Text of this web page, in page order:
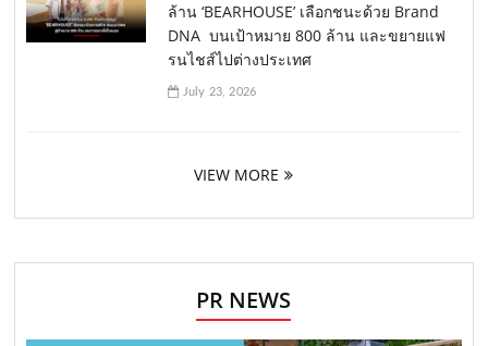
ล้าน ‘BEARHOUSE’ เลือกชนะด้วย Brand
DNA บนเป้าหมาย 800 ล้าน และขยายแฟ
รนไชส์ไปต่างประเทศ
July 23, 2026
VIEW MORE
PR NEWS